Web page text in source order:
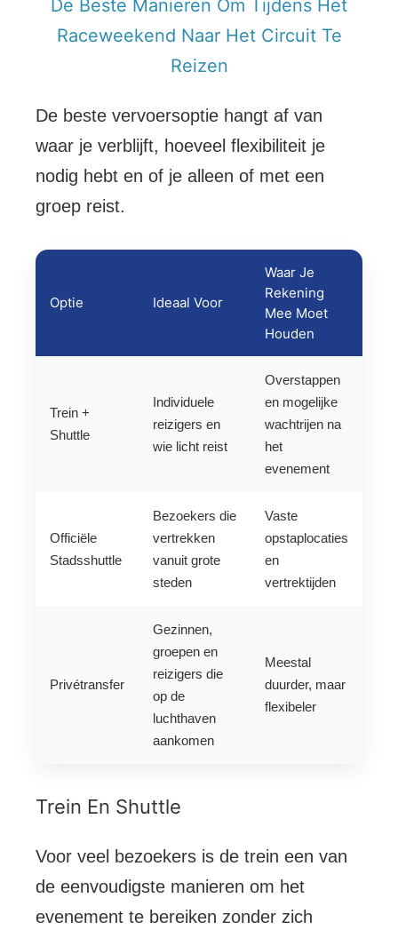
De Beste Manieren Om Tijdens Het
Raceweekend Naar Het Circuit Te
Reizen
De beste vervoersoptie hangt af van
waar je verblijft, hoeveel flexibiliteit je
nodig hebt en of je alleen of met een
groep reist.
Optie Ideaal Voor
Waar Je
Rekening
Mee Moet
Houden
Trein +
Shuttle
Individuele
reizigers en
wie licht reist
Overstappen
en mogelijke
wachtrijen na
het
evenement
Officiële
Stadsshuttle
Bezoekers die
vertrekken
vanuit grote
steden
Vaste
opstaplocaties
en
vertrektijden
Privétransfer
Gezinnen,
groepen en
reizigers die
op de
luchthaven
aankomen
Meestal
duurder, maar
flexibeler
Trein En Shuttle
Voor veel bezoekers is de trein een van
de eenvoudigste manieren om het
evenement te bereiken zonder zich